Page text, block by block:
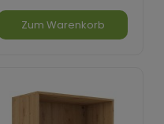
Zum Warenkorb